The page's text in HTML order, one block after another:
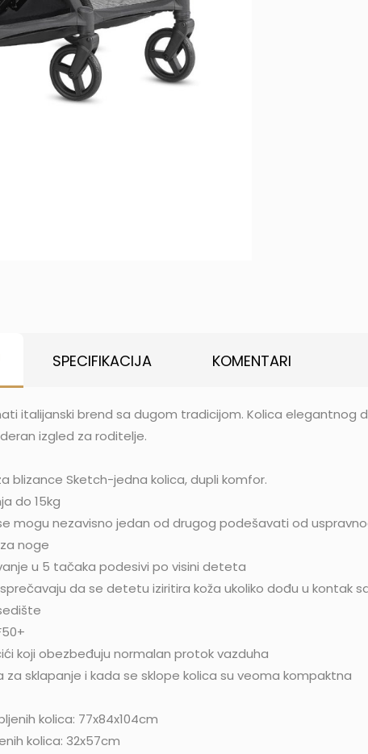
SPECIFIKACIJA KOMENTARI
italijanski brend sa dugom tradicijom. Kolica elegantnog
izgled za roditelje.
blizance Sketch-jedna kolica, dupli komfor.
do 15kg
mogu nezavisno jedan od drugog podešavati od
noge
u 5 tačaka podesivi po visini deteta
da se detetu iziritira koža ukoliko dođu u kontak
koji obezbeđuju normalan protok vazduha
za sklapanje i kada se sklope kolica su veoma kompaktna
kolica: 77x84x104cm
kolica: 32x57cm